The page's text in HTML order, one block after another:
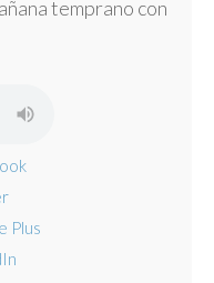
temprano con